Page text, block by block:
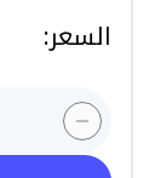
السعر: